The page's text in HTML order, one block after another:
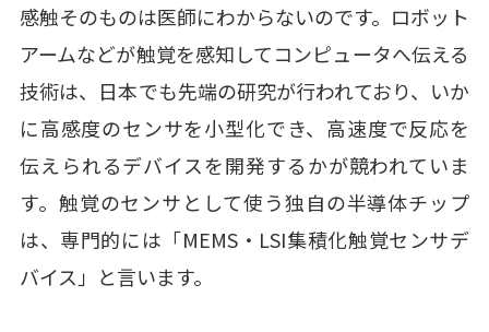
感触そのものは医師にわからないのです。ロボット
アームなどが触覚を感知してコンピュータへ伝える
技術は、日本でも先端の研究が行われており、いか
に高感度のセンサを小型化でき、高速度で反応を
伝えられるデバイスを開発するかが競われていま
す。触覚のセンサとして使う独自の半導体チップ
は、専門的には「MEMS・LSI集積化触覚センサデ
バイス」と言います。